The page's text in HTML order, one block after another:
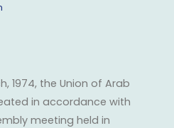
1974, the Union of Arab
in accordance with
meeting held in